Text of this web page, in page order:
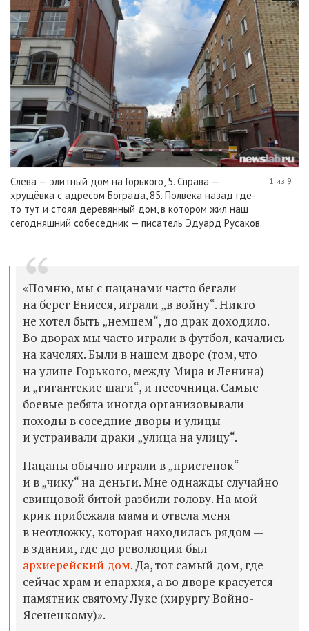
Слева — элитный дом на Горького, 5. Справа —
хрущёвка с адресом Бограда, 85. Полвека назад где-
то тут и стоял деревянный дом, в котором жил наш
сегодняшний собеседник — писатель Эдуард Русаков.
1 из 9
«Помню, мы с пацанами часто бегали
на берег Енисея, играли „в войну“. Никто
не хотел быть „немцем“, до драк доходило.
Во дворах мы часто играли в футбол, качались
на качелях. Были в нашем дворе (том, что
на улице Горького, между Мира и Ленина)
и „гигантские шаги“, и песочница. Самые
боевые ребята иногда организовывали
походы в соседние дворы и улицы —
и устраивали драки „улица на улицу“.
Пацаны обычно играли в „пристенок“
и в „чику“ на деньги. Мне однажды случайно
свинцовой битой разбили голову. На мой
крик прибежала мама и отвела меня
в неотложку, которая находилась рядом —
в здании, где до революции был
архиерейский дом. Да, тот самый дом, где
сейчас храм и епархия, а во дворе красуется
памятник святому Луке (хирургу Войно-
Ясенецкому)».